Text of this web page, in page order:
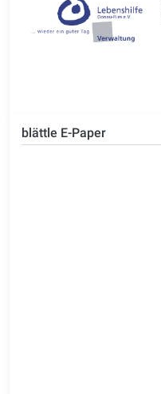
blättle E-Paper